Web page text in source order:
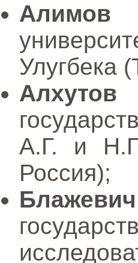
Алимов
Улугбека
А.Г. и
Россия);